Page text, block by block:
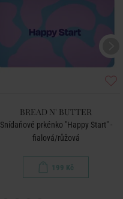
BREAD N' BUTTER
Snídaňové prkénko "Happy Start" -
fialová/růžová
199 Kč